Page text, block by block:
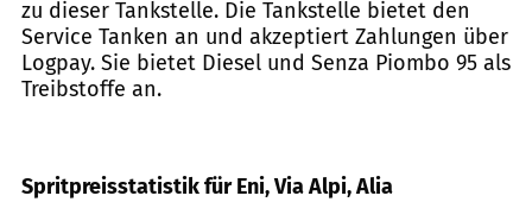
zu dieser Tankstelle. Die Tankstelle bietet den
Service Tanken an und akzeptiert Zahlungen über
Logpay. Sie bietet Diesel und Senza Piombo 95 als
Treibstoffe an.
Spritpreisstatistik für Eni, Via Alpi, Alia